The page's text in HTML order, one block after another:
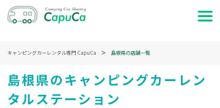
車両で検索する
キャンピングカーレンタル専門 CapuCa 島根県の店舗一覧
島根県のキャンピングカーレン
タルステーション